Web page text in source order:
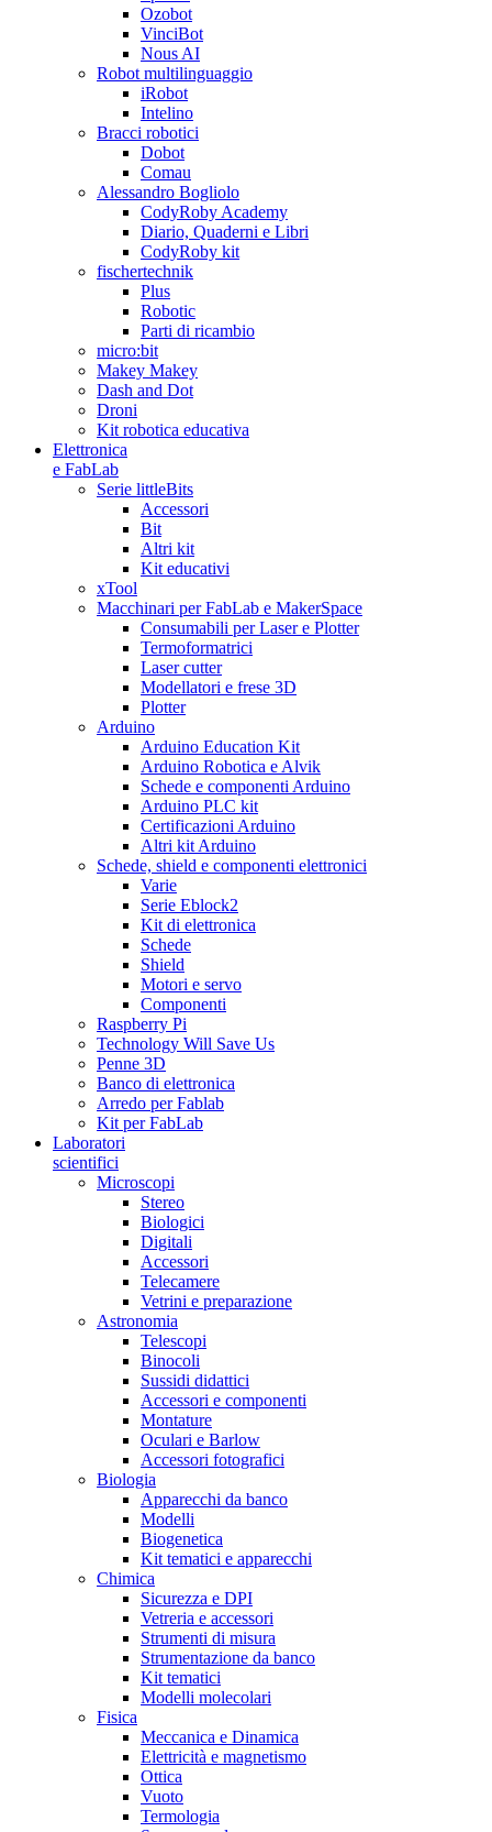
Ozobot
VinciBot
Nous AI
Robot multilinguaggio
iRobot
Intelino
Bracci robotici
Dobot
Comau
Alessandro Bogliolo
CodyRoby Academy
Diario, Quaderni e Libri
CodyRoby kit
fischertechnik
Plus
Robotic
Parti di ricambio
micro:bit
Makey Makey
Dash and Dot
Droni
Kit robotica educativa
Elettronica
e FabLab
Serie littleBits
Accessori
Bit
Altri kit
Kit educativi
xTool
Macchinari per FabLab e MakerSpace
Consumabili per Laser e Plotter
Termoformatrici
Laser cutter
Modellatori e frese 3D
Plotter
Arduino
Arduino Education Kit
Arduino Robotica e Alvik
Schede e componenti Arduino
Arduino PLC kit
Certificazioni Arduino
Altri kit Arduino
Schede, shield e componenti elettronici
Varie
Serie Eblock2
Kit di elettronica
Schede
Shield
Motori e servo
Componenti
Raspberry Pi
Technology Will Save Us
Penne 3D
Banco di elettronica
Arredo per Fablab
Kit per FabLab
Laboratori
scientifici
Microscopi
Stereo
Biologici
Digitali
Accessori
Telecamere
Vetrini e preparazione
Astronomia
Telescopi
Binocoli
Sussidi didattici
Accessori e componenti
Montature
Oculari e Barlow
Accessori fotografici
Biologia
Apparecchi da banco
Modelli
Biogenetica
Kit tematici e apparecchi
Chimica
Sicurezza e DPI
Vetreria e accessori
Strumenti di misura
Strumentazione da banco
Kit tematici
Modelli molecolari
Fisica
Meccanica e Dinamica
Elettricità e magnetismo
Ottica
Vuoto
Termologia